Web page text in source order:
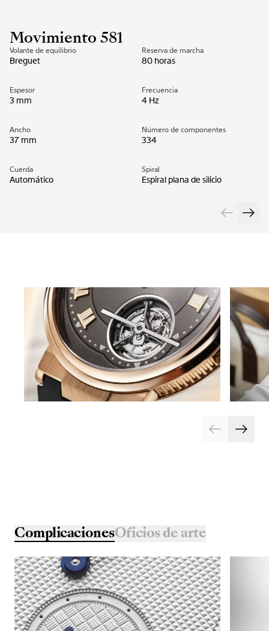
Movimiento 581
Volante de equilibrio
Breguet
Reserva de marcha
80 horas
Espesor
3 mm
Frecuencia
4 Hz
Ancho
37 mm
Número de componentes
334
Cuerda
Automático
Spiral
Espiral plana de silicio
ComplicacionesOficios de arte